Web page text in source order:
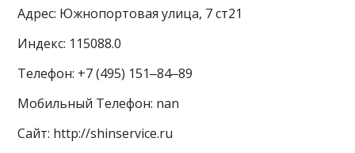
Адрес: Южнопортовая улица, 7 ст21
Индекс: 115088.0
Телефон: +7 (495) 151‒84‒89
Мобильный Телефон: nan
Сайт: http://shinservice.ru